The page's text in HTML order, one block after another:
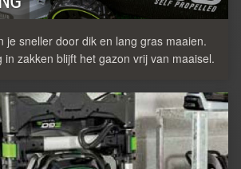
je sneller door dik en lang gras maaien.
in zakken blijft het gazon vrij van maaisel.